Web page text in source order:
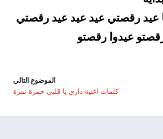
عيد رقصتي عيد عيد عيد رقصتي
عيدوا رقصتو
الموضوع التالي
كلمات اغنية داري يا قلبي حمزة نمرة